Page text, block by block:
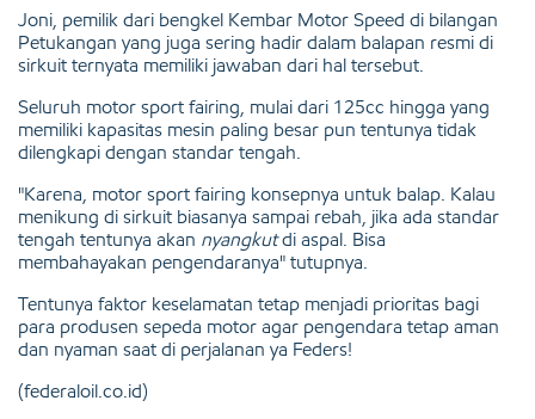
Joni, pemilik dari bengkel Kembar Motor Speed di bilangan
Petukangan yang juga sering hadir dalam balapan resmi di
sirkuit ternyata memiliki jawaban dari hal tersebut.
Seluruh motor sport fairing, mulai dari 125cc hingga yang
memiliki kapasitas mesin paling besar pun tentunya tidak
dilengkapi dengan standar tengah.
"Karena, motor sport fairing konsepnya untuk balap. Kalau
menikung di sirkuit biasanya sampai rebah, jika ada standar
tengah tentunya akan nyangkutdi aspal. Bisa
membahayakan pengendaranya" tutupnya.
Tentunya faktor keselamatan tetap menjadi prioritas bagi
para produsen sepeda motor agar pengendara tetap aman
dan nyaman saat di perjalanan ya Feders!
(federaloil.co.id)